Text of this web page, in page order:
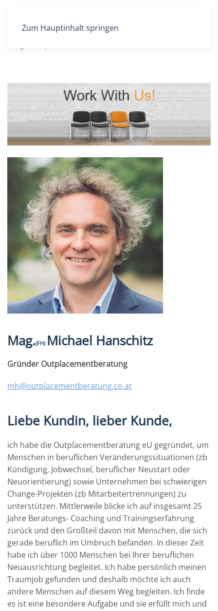
Zum Hauptinhalt springen
Mag.(FH) Michael Hanschitz
Gründer Outplacementberatung
mh@outplacementberatung.co.at
Liebe Kundin, lieber Kunde,
ich habe die Outplacementberatung eU gegründet, um
Menschen in beruflichen Veränderungssituationen (zb
Kündigung, Jobwechsel, beruflicher Neustart oder
Neuorientierung) sowie Unternehmen bei schwierigen
Change-Projekten (zb Mitarbeitertrennungen) zu
unterstützen. Mittlerweile blicke ich auf insgesamt 25
Jahre Beratungs- Coaching und Trainingserfahrung
zurück und den Großteil davon mit Menschen, die sich
gerade beruflich im Umbruch befanden. In dieser Zeit
habe ich über 1000 Menschen bei Ihrer beruflichen
Neuausrichtung begleitet. Ich habe persönlich meinen
Traumjob gefunden und deshalb möchte ich auch
andere Menschen auf diesem Weg begleiten. Ich finde
es ist eine besondere Aufgabe und sie erfüllt mich und